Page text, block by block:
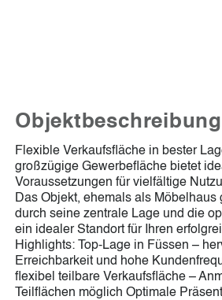
Objektbeschreibung
Flexible Verkaufsfläche in bester
großzügige Gewerbefläche bietet
Voraussetzungen für vielfältige
Das Objekt, ehemals als Möbelhaus
durch seine zentrale Lage und die
ein idealer Standort für Ihren
Highlights: Top-Lage in Füssen –
Erreichbarkeit und hohe
flexibel teilbare Verkaufsfläche –
Teilflächen möglich Optimale